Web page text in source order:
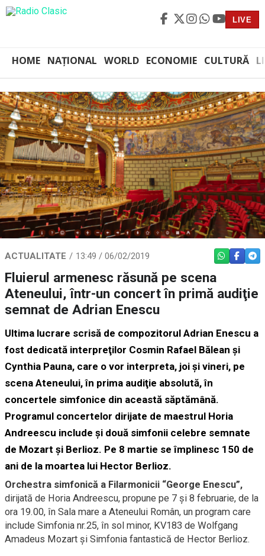
LIVE
HOME NAȚIONAL WORLD ECONOMIE CULTURĂ
ACTUALITATE 13:49 / 06/02/2019 WHATSAPP
Fluierul armenesc răsună pe scena
Ateneului, într-un concert în primă audiţie
semnat de Adrian Enescu
Ultima lucrare scrisă de compozitorul Adrian Enescu a
fost dedicată interpreţilor Cosmin Rafael Bălean şi
Cynthia Pauna, care o vor interpreta, joi şi vineri, pe
scena Ateneului, în prima audiţie absolută, în
concertele simfonice din această săptămână.
Programul concertelor dirijate de maestrul Horia
Andreescu include şi două simfonii celebre semnate
de Mozart şi Berlioz. Pe 8 martie se împlinesc 150 de
ani de la moartea lui Hector Berlioz.
Orchestra simfonică a Filarmonicii “George Enescu”,
dirijată de Horia Andreescu, propune pe 7 şi 8 februarie, de la
ora 19.00, în Sala mare a Ateneului Român, un program care
include Simfonia nr.25, în sol minor, KV183 de Wolfgang
Amadeus Mozart şi Simfonia fantastică de Hector Berlioz.